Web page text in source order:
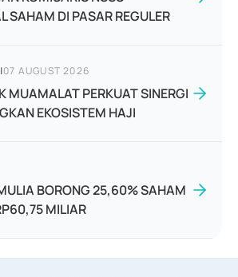
SAHAM DI PASAR REGULER
|07 AUGUST 2026
MUAMALAT PERKUAT SINERGI
EKOSISTEM HAJI
BORONG 25,60% SAHAM
MILIAR